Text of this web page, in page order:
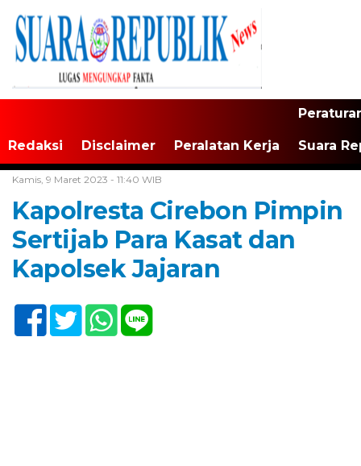
Redaksi Disclaimer Peralatan Kerja Suara
Kamis, 9 Maret 2023 - 11:40 WIB
Kapolresta Cirebon Pimpin
Sertijab Para Kasat dan
Kapolsek Jajaran